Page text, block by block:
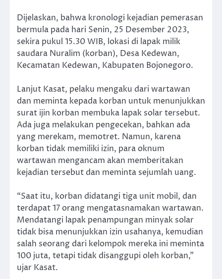
Dijelaskan, bahwa kronologi kejadian pemerasan
bermula pada hari Senin, 25 Desember 2023,
sekira pukul 15.30 WIB, lokasi di lapak milik
saudara Nuralim (korban), Desa Kedewan,
Kecamatan Kedewan, Kabupaten Bojonegoro.
Lanjut Kasat, pelaku mengaku dari wartawan
dan meminta kepada korban untuk menunjukkan
surat ijin korban membuka lapak solar tersebut.
Ada juga melakukan pengecekan, bahkan ada
yang merekam, memotret. Namun, karena
korban tidak memiliki izin, para oknum
wartawan mengancam akan memberitakan
kejadian tersebut dan meminta sejumlah uang.
“Saat itu, korban didatangi tiga unit mobil, dan
terdapat 17 orang mengatasnamakan wartawan.
Mendatangi lapak penampungan minyak solar
tidak bisa menunjukkan izin usahanya, kemudian
salah seorang dari kelompok mereka ini meminta
100 juta, tetapi tidak disanggupi oleh korban,”
ujar Kasat.